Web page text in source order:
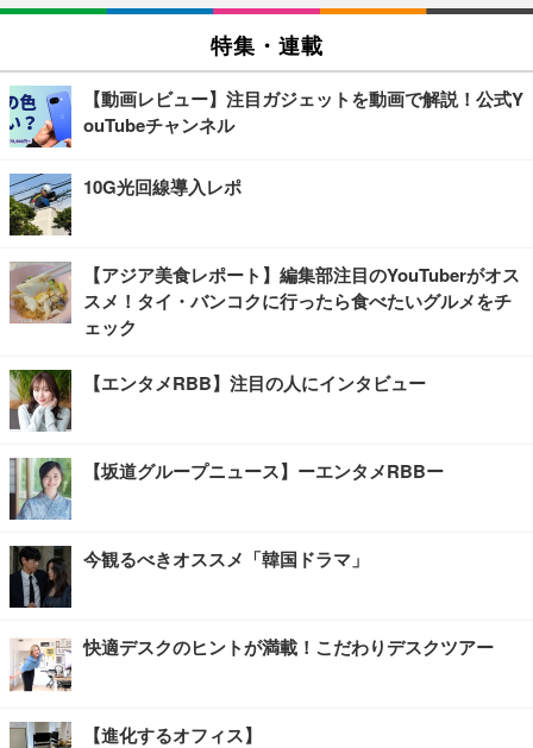
特集・連載
【動画レビュー】注目ガジェットを動画で解説！公式Y
ouTubeチャンネル
10G光回線導入レポ
【アジア美食レポート】編集部注目のYouTuberがオス
スメ！タイ・バンコクに行ったら食べたいグルメをチ
ェック
【エンタメRBB】注目の人にインタビュー
【坂道グループニュース】ーエンタメRBBー
今観るべきオススメ「韓国ドラマ」
快適デスクのヒントが満載！こだわりデスクツアー
【進化するオフィス】